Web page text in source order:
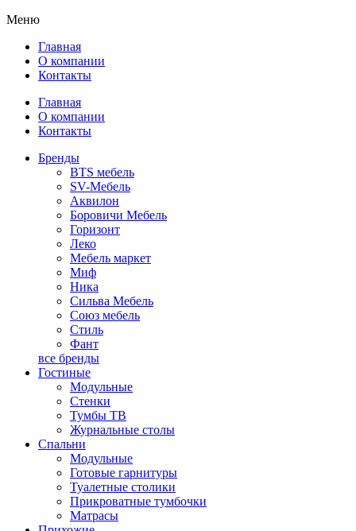
Меню
Главная
О компании
Контакты
Главная
О компании
Контакты
Бренды
BTS мебель
SV-Мебель
Аквилон
Боровичи Мебель
Горизонт
Леко
Мебель маркет
Миф
Ника
Сильва Мебель
Союз мебель
Стиль
Фант
все бренды
Гостиные
Модульные
Стенки
Тумбы ТВ
Журнальные столы
Спальни
Модульные
Готовые гарнитуры
Туалетные столики
Прикроватные тумбочки
Матрасы